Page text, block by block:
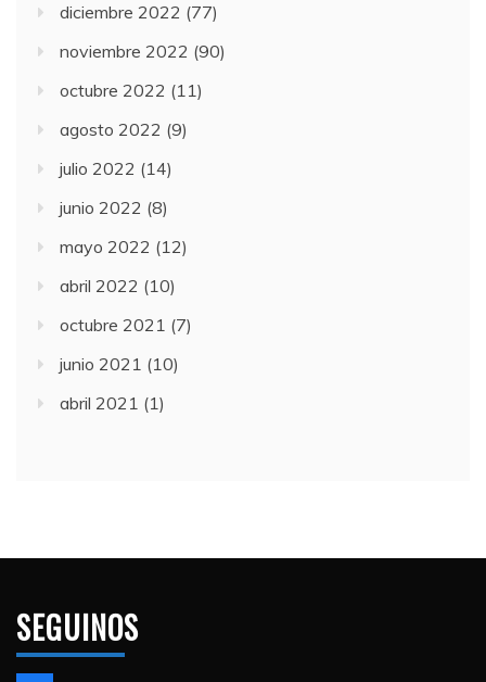
diciembre 2022 (77)
noviembre 2022 (90)
octubre 2022 (11)
agosto 2022 (9)
julio 2022 (14)
junio 2022 (8)
mayo 2022 (12)
abril 2022 (10)
octubre 2021 (7)
junio 2021 (10)
abril 2021 (1)
SEGUINOS